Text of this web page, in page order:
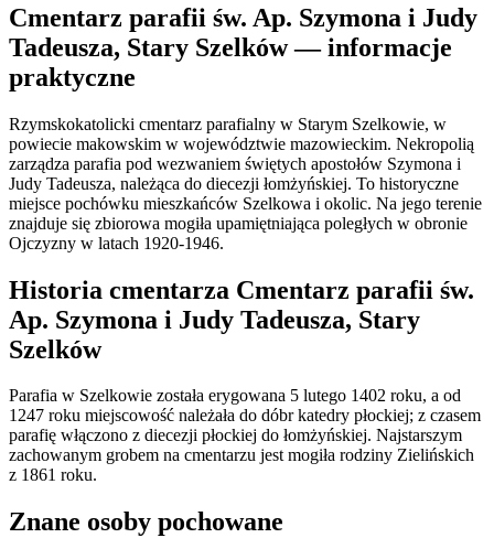
Cmentarz parafii św. Ap. Szymona i Judy
Tadeusza, Stary Szelków — informacje
praktyczne
Rzymskokatolicki cmentarz parafialny w Starym Szelkowie, w
powiecie makowskim w województwie mazowieckim. Nekropolią
zarządza parafia pod wezwaniem świętych apostołów Szymona i
Judy Tadeusza, należąca do diecezji łomżyńskiej. To historyczne
miejsce pochówku mieszkańców Szelkowa i okolic. Na jego terenie
znajduje się zbiorowa mogiła upamiętniająca poległych w obronie
Ojczyzny w latach 1920-1946.
Historia cmentarza Cmentarz parafii św.
Ap. Szymona i Judy Tadeusza, Stary
Szelków
Parafia w Szelkowie została erygowana 5 lutego 1402 roku, a od
1247 roku miejscowość należała do dóbr katedry płockiej; z czasem
parafię włączono z diecezji płockiej do łomżyńskiej. Najstarszym
zachowanym grobem na cmentarzu jest mogiła rodziny Zielińskich
z 1861 roku.
Znane osoby pochowane